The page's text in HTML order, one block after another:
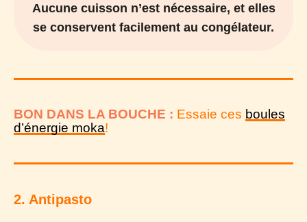
Aucune cuisson n’est nécessaire, et elles
se conservent facilement au congélateur.
BON DANS LA BOUCHE : Essaie ces boules
d’énergie moka!
2. Antipasto